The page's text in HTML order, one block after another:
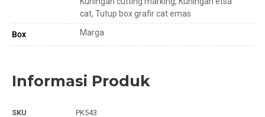
cat, Tutup box grafir cat emas
Box Marga
Informasi Produk
SKU PK543